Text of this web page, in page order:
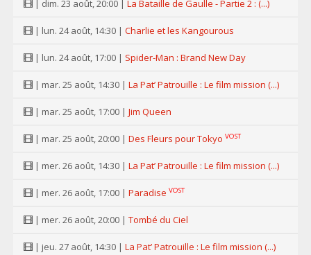
| dim. 23 août, 20:00 | La Bataille de Gaulle - Partie 2 : (...)
| lun. 24 août, 14:30 | Charlie et les Kangourous
| lun. 24 août, 17:00 | Spider-Man : Brand New Day
| mar. 25 août, 14:30 | La Pat’ Patrouille : Le film mission (...)
| mar. 25 août, 17:00 | Jim Queen
| mar. 25 août, 20:00 | Des Fleurs pour Tokyo VOST
| mer. 26 août, 14:30 | La Pat’ Patrouille : Le film mission (...)
| mer. 26 août, 17:00 | Paradise VOST
| mer. 26 août, 20:00 | Tombé du Ciel
| jeu. 27 août, 14:30 | La Pat’ Patrouille : Le film mission (...)